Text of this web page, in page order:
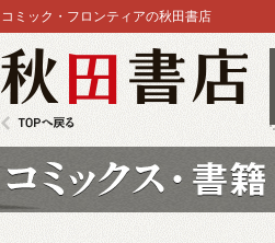
コミック・フロンティアの秋田書店